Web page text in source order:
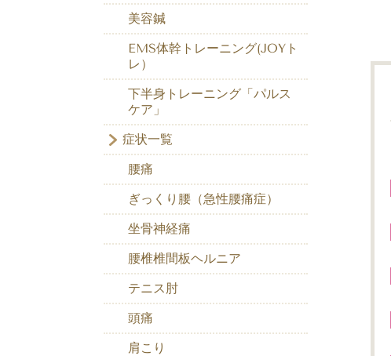
美容鍼
EMS体幹トレーニング(JOYト
レ）
下半身トレーニング「パルス
ケア」
症状一覧
腰痛
ぎっくり腰（急性腰痛症）
坐骨神経痛
腰椎椎間板ヘルニア
テニス肘
頭痛
肩こり